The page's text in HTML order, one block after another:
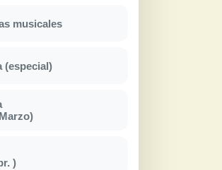
musicales
(especial)
)